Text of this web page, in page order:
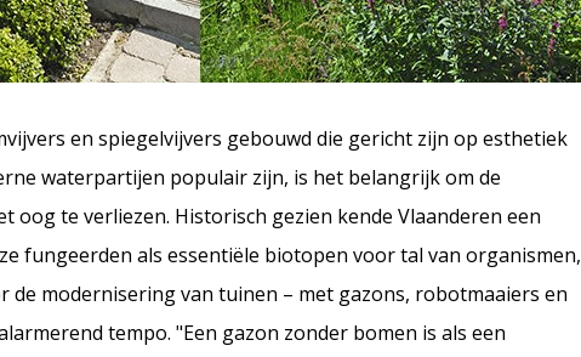
en spiegelvijvers gebouwd die gericht zijn op esthetiek
waterpartijen populair zijn, is het belangrijk om de
oog te verliezen. Historisch gezien kende Vlaanderen een
fungeerden als essentiële biotopen voor tal van organismen,
modernisering van tuinen – met gazons, robotmaaiers en
tempo. "Een gazon zonder bomen is als een